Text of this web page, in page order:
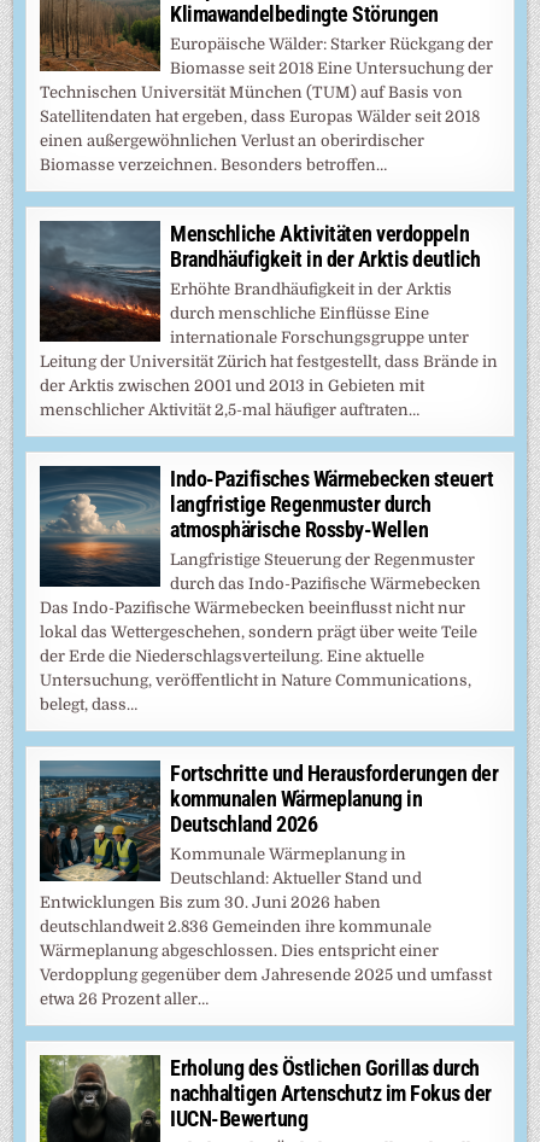
Klimawandelbedingte Störungen
Europäische Wälder: Starker Rückgang der
Biomasse seit 2018 Eine Untersuchung der
Technischen Universität München (TUM) auf Basis von
Satellitendaten hat ergeben, dass Europas Wälder seit 2018
einen außergewöhnlichen Verlust an oberirdischer
Biomasse verzeichnen. Besonders betroffen…
Menschliche Aktivitäten verdoppeln
Brandhäufigkeit in der Arktis deutlich
Erhöhte Brandhäufigkeit in der Arktis
durch menschliche Einflüsse Eine
internationale Forschungsgruppe unter
Leitung der Universität Zürich hat festgestellt, dass Brände in
der Arktis zwischen 2001 und 2013 in Gebieten mit
menschlicher Aktivität 2,5-mal häufiger auftraten…
Indo-Pazifisches Wärmebecken steuert
langfristige Regenmuster durch
atmosphärische Rossby-Wellen
Langfristige Steuerung der Regenmuster
durch das Indo-Pazifische Wärmebecken
Das Indo-Pazifische Wärmebecken beeinflusst nicht nur
lokal das Wettergeschehen, sondern prägt über weite Teile
der Erde die Niederschlagsverteilung. Eine aktuelle
Untersuchung, veröffentlicht in Nature Communications,
belegt, dass…
Fortschritte und Herausforderungen der
kommunalen Wärmeplanung in
Deutschland 2026
Kommunale Wärmeplanung in
Deutschland: Aktueller Stand und
Entwicklungen Bis zum 30. Juni 2026 haben
deutschlandweit 2.836 Gemeinden ihre kommunale
Wärmeplanung abgeschlossen. Dies entspricht einer
Verdopplung gegenüber dem Jahresende 2025 und umfasst
etwa 26 Prozent aller…
Erholung des Östlichen Gorillas durch
nachhaltigen Artenschutz im Fokus der
IUCN-Bewertung